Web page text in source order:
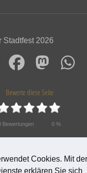
Cookies. Mit der
erklären Sie sich
Stadtfest 2026
Bewerte diese Seite
Bewertungen 0 %
Das alte Dresden